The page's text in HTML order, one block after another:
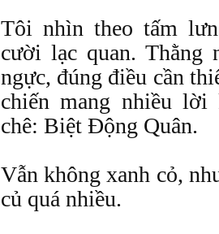
Tôi nhìn theo tấm
cười lạc quan. Thằng
ngực, đúng điều cần
chiến mang nhiều
chê: Biệt Động Quân.
Vẫn không xanh cỏ,
củ quá nhiều.